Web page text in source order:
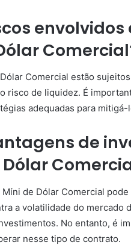
Comercial estão
risco de liquidez. É
adequadas para mitigá-
de
de Dólar Comercial
a volatilidade do mercado
No entanto, é
nesse tipo de contrato.